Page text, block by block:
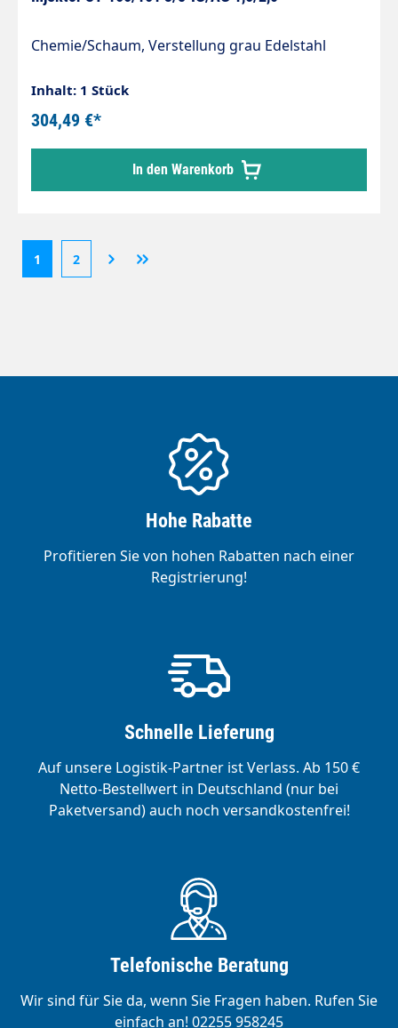
Chemie/Schaum, Verstellung grau Edelstahl
Inhalt: 1 Stück
304,49 €*
In den Warenkorb
1 2
Hohe Rabatte
Profitieren Sie von hohen Rabatten nach einer
Registrierung!
Schnelle Lieferung
Auf unsere Logistik-Partner ist Verlass. Ab 150 €
Netto-Bestellwert in Deutschland (nur bei
Paketversand) auch noch versandkostenfrei!
Telefonische Beratung
Wir sind für Sie da, wenn Sie Fragen haben. Rufen Sie
einfach an! 02255 958245